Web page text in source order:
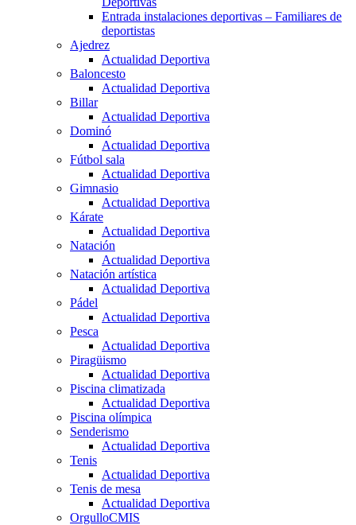
Entrada instalaciones deportivas – Familiares de
deportistas
Ajedrez
Actualidad Deportiva
Baloncesto
Actualidad Deportiva
Billar
Actualidad Deportiva
Dominó
Actualidad Deportiva
Fútbol sala
Actualidad Deportiva
Gimnasio
Actualidad Deportiva
Kárate
Actualidad Deportiva
Natación
Actualidad Deportiva
Natación artística
Actualidad Deportiva
Pádel
Actualidad Deportiva
Pesca
Actualidad Deportiva
Piragüismo
Actualidad Deportiva
Piscina climatizada
Actualidad Deportiva
Piscina olímpica
Senderismo
Actualidad Deportiva
Tenis
Actualidad Deportiva
Tenis de mesa
Actualidad Deportiva
OrgulloCMIS